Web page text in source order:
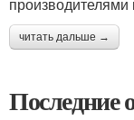
читать дальше →
Последние